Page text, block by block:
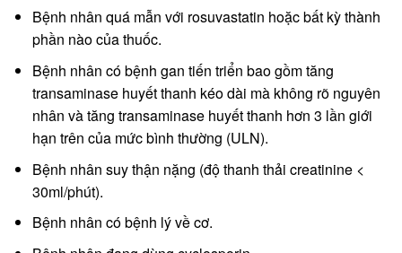
Bệnh nhân quá mẫn với rosuvastatin hoặc bất kỳ thành
phần nào của thuốc.
Bệnh nhân có bệnh gan tiến triển bao gồm tăng
transaminase huyết thanh kéo dài mà không rõ nguyên
nhân và tăng transaminase huyết thanh hơn 3 lần giới
hạn trên của mức bình thường (ULN).
Bệnh nhân suy thận nặng (độ thanh thải creatinine <
30ml/phút).
Bệnh nhân có bệnh lý về cơ.